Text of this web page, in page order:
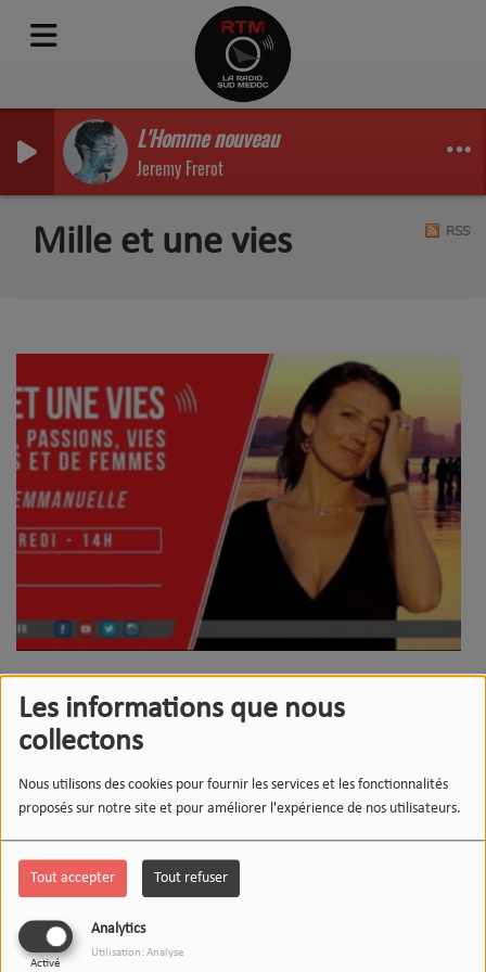
Les informations que nous
collectons
Nous utilisons des cookies pour fournir les services et les fonctionnalités
proposés sur notre site et pour améliorer l'expérience de nos utilisateurs.
Tout accepter Tout refuser
Analytics
Activé
Utilisation: Analyse
L'Homme nouveau
Jeremy Frerot
Mille et une vies RSS
MILLE ET UNE VIE - 02/12/2022 -
STÉPHANIE BLAIN
MILLE ET UNE VIE - 21/10/2022 -
LYSIANE LEVY
MILLE ET UNE VIE - 30/09/2022 -
ELEN FOURCADE